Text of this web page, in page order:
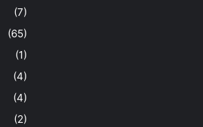
(7)
(65)
(1)
(4)
(4)
(2)